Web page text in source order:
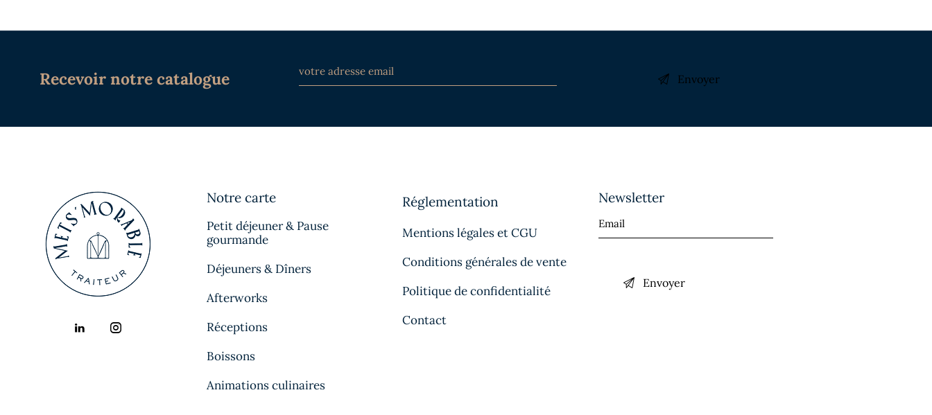
Recevoir notre catalogue
Notre carte
Petit déjeuner & Pause
gourmande
Déjeuners & Dîners
Afterworks
Réceptions
Boissons
Animations culinaires
Réglementation
Mentions légales et CGU
Conditions générales de vente
Politique de confidentialité
Contact
Newsletter